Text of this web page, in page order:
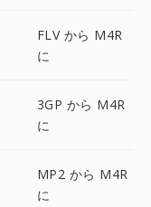
FLV から M4R
に
3GP から M4R
に
MP2 から M4R
に